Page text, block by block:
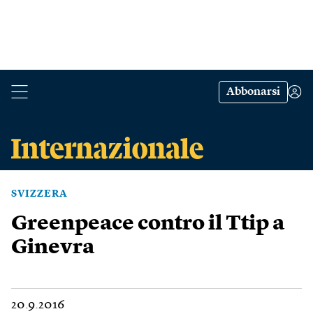
Abbonarsi
SVIZZERA
Greenpeace contro il Ttip a
Ginevra
20.9.2016